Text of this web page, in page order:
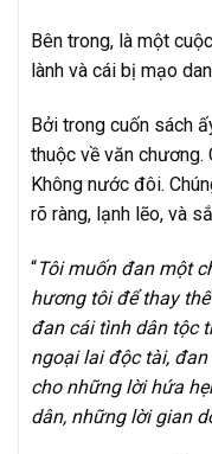
Bên trong, là một
lành và cái bị mạo
Bởi trong cuốn sách
thuộc về văn chương.
Không nước đôi.
rõ ràng, lạnh lẽo, và
“Tôi muốn đan một
hương tôi để thay
đan cái tình dân tộc
ngoại lai độc tài,
cho những lời hứa
dân, những lời gian